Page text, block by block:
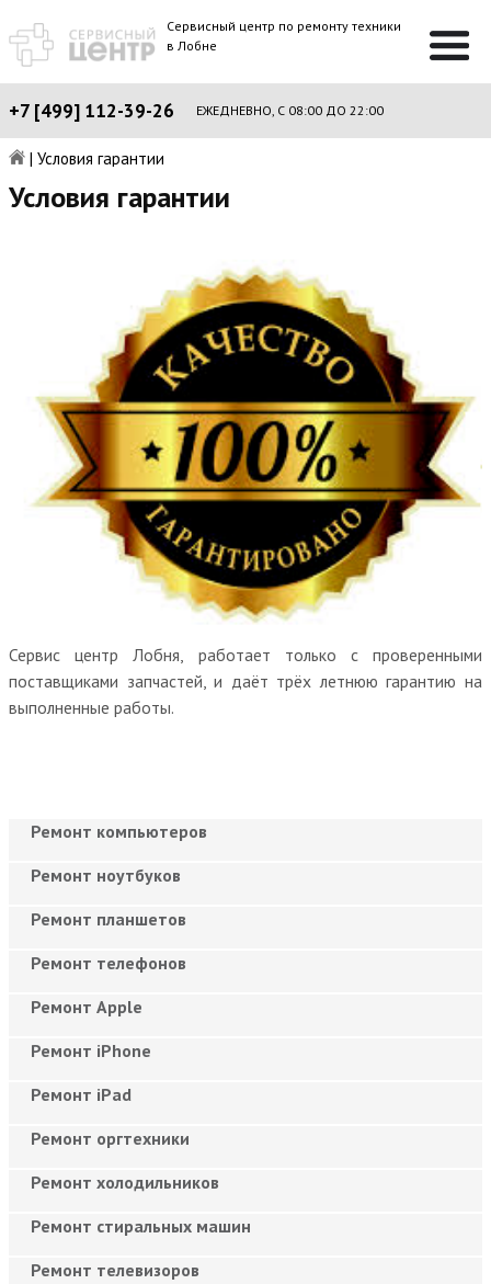
Сервисный центр по ремонту техники
в Лобне
+7 [499] 112-39-26 ЕЖЕДНЕВНО, С 08:00 ДО 22:00
| Условия гарантии
Условия гарантии
Сервис центр Лобня, работает только с проверенными
поставщиками запчастей, и даёт трёх летнюю гарантию на
выполненные работы.
Ремонт компьютеров
Ремонт ноутбуков
Ремонт планшетов
Ремонт телефонов
Ремонт Apple
Ремонт iPhone
Ремонт iPad
Ремонт оргтехники
Ремонт холодильников
Ремонт стиральных машин
Ремонт телевизоров